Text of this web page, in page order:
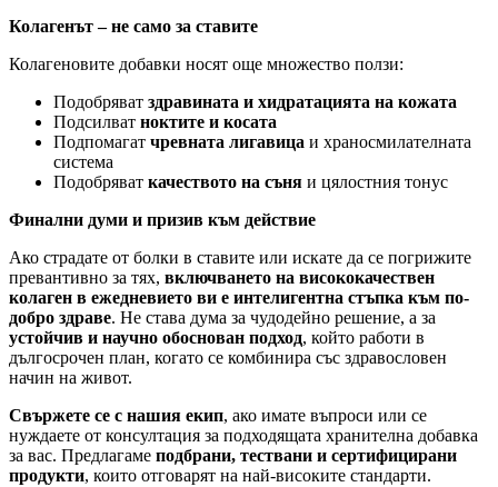
Колагенът – не само за ставите
Колагеновите добавки носят още множество ползи:
Подобряват здравината и хидратацията на кожата
Подсилват ноктите и косата
Подпомагат чревната лигавица и храносмилателната
система
Подобряват качеството на съня и цялостния тонус
Финални думи и призив към действие
Ако страдате от болки в ставите или искате да се погрижите
превантивно за тях, включването на висококачествен
колаген в ежедневието ви е интелигентна стъпка към по-
добро здраве. Не става дума за чудодейно решение, а за
устойчив и научно обоснован подход, който работи в
дългосрочен план, когато се комбинира със здравословен
начин на живот.
Свържете се с нашия екип, ако имате въпроси или се
нуждаете от консултация за подходящата хранителна добавка
за вас. Предлагаме подбрани, тествани и сертифицирани
продукти, които отговарят на най-високите стандарти.